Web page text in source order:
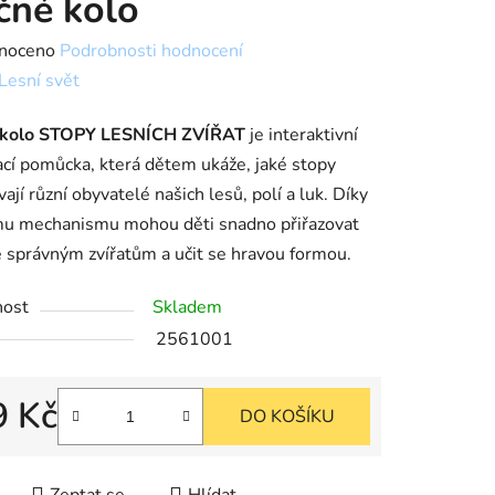
kolo
Podrobnosti hodnocení
Lesní svět
STOPY LESNÍCH ZVÍŘAT je interaktivní
pomůcka, která dětem ukáže, jaké stopy
různí obyvatelé našich lesů, polí a luk. Díky
mechanismu mohou děti snadno přiřazovat
správným zvířatům a učit se hravou formou.
Skladem
2561001
Kč DO KOŠÍKU